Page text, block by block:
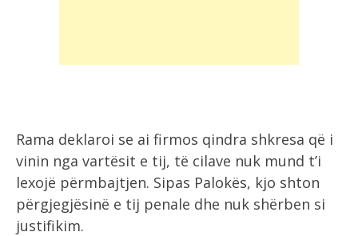
Rama deklaroi se ai firmos qindra shkresa që i
vinin nga vartësit e tij, të cilave nuk mund t’i
lexojë përmbajtjen. Sipas Palokës, kjo shton
përgjegjësinë e tij penale dhe nuk shërben si
justifikim.